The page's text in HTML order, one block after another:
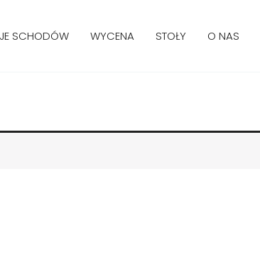
SCHODÓW WYCENA STOŁY O NAS